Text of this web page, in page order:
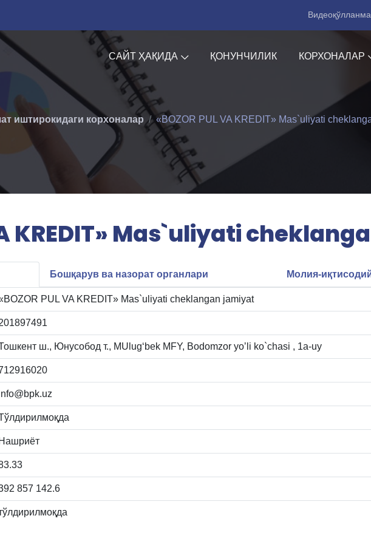
Видеоқўлланма
САЙТ ҲАҚИДА ҚОНУНЧИЛИК КОРХОНАЛАР
иштирокидаги корхоналар «BOZOR PUL VA KREDIT» Mas`uliyati
KREDIT» Mas`uliyati
Бошқарув ва назорат органлари Молия-
PUL VA KREDIT» Mas`uliyati cheklangan jamiyat
ш., Юнусобод т., MUlugʻbek MFY, Bodomzor yoʼli ko`chasi , 1а-uy
Нашриёт
857 142.6